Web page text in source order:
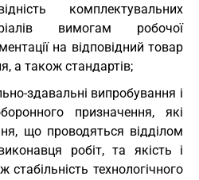
комплектувальних
вимогам робочої
на відповідний товар
а також стандартів;
здавальні випробування і
призначення, які
що проводяться відділом
робіт, та якість і
стабільність технологічного